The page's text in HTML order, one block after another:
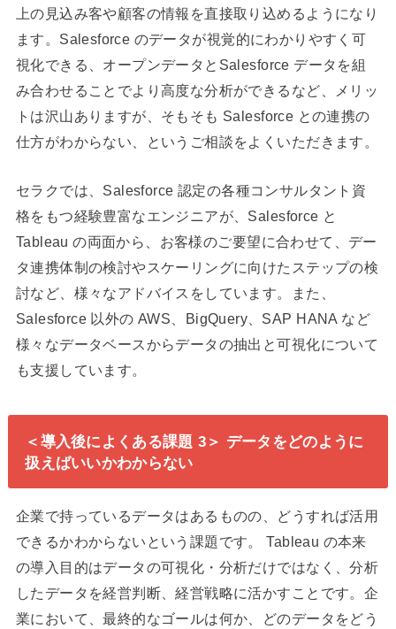
上の見込み客や顧客の情報を直接取り込めるようになり
ます。Salesforce のデータが視覚的にわかりやすく可
視化できる、オープンデータとSalesforce データを組
み合わせることでより高度な分析ができるなど、メリッ
トは沢山ありますが、そもそも Salesforce との連携の
仕方がわからない、というご相談をよくいただきます。
セラクでは、Salesforce 認定の各種コンサルタント資
格をもつ経験豊富なエンジニアが、Salesforce と
Tableau の両面から、お客様のご要望に合わせて、デー
タ連携体制の検討やスケーリングに向けたステップの検
討など、様々なアドバイスをしています。また、
Salesforce 以外の AWS、BigQuery、SAP HANA など
様々なデータベースからデータの抽出と可視化について
も支援しています。
＜導入後によくある課題 3＞ データをどのように
扱えばいいかわからない
企業で持っているデータはあるものの、どうすれば活用
できるかわからないという課題です。 Tableau の本来
の導入目的はデータの可視化・分析だけではなく、分析
したデータを経営判断、経営戦略に活かすことです。企
業において、最終的なゴールは何か、どのデータをどう